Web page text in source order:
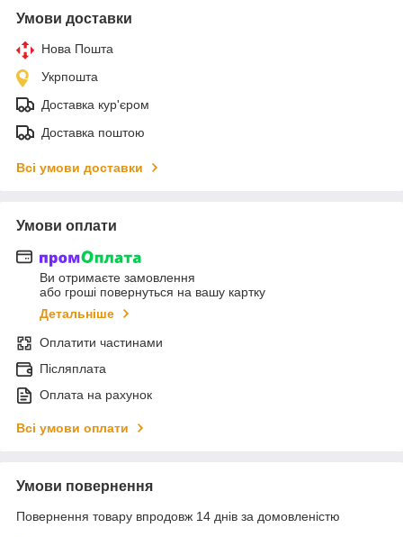
Умови доставки
Нова Пошта
Укрпошта
Доставка кур'єром
Доставка поштою
Всі умови доставки
Умови оплати
Ви отримаєте замовлення
або гроші повернуться на вашу картку
Детальніше
Оплатити частинами
Післяплата
Оплата на рахунок
Всі умови оплати
Умови повернення
Повернення товару впродовж 14 днів за домовленістю